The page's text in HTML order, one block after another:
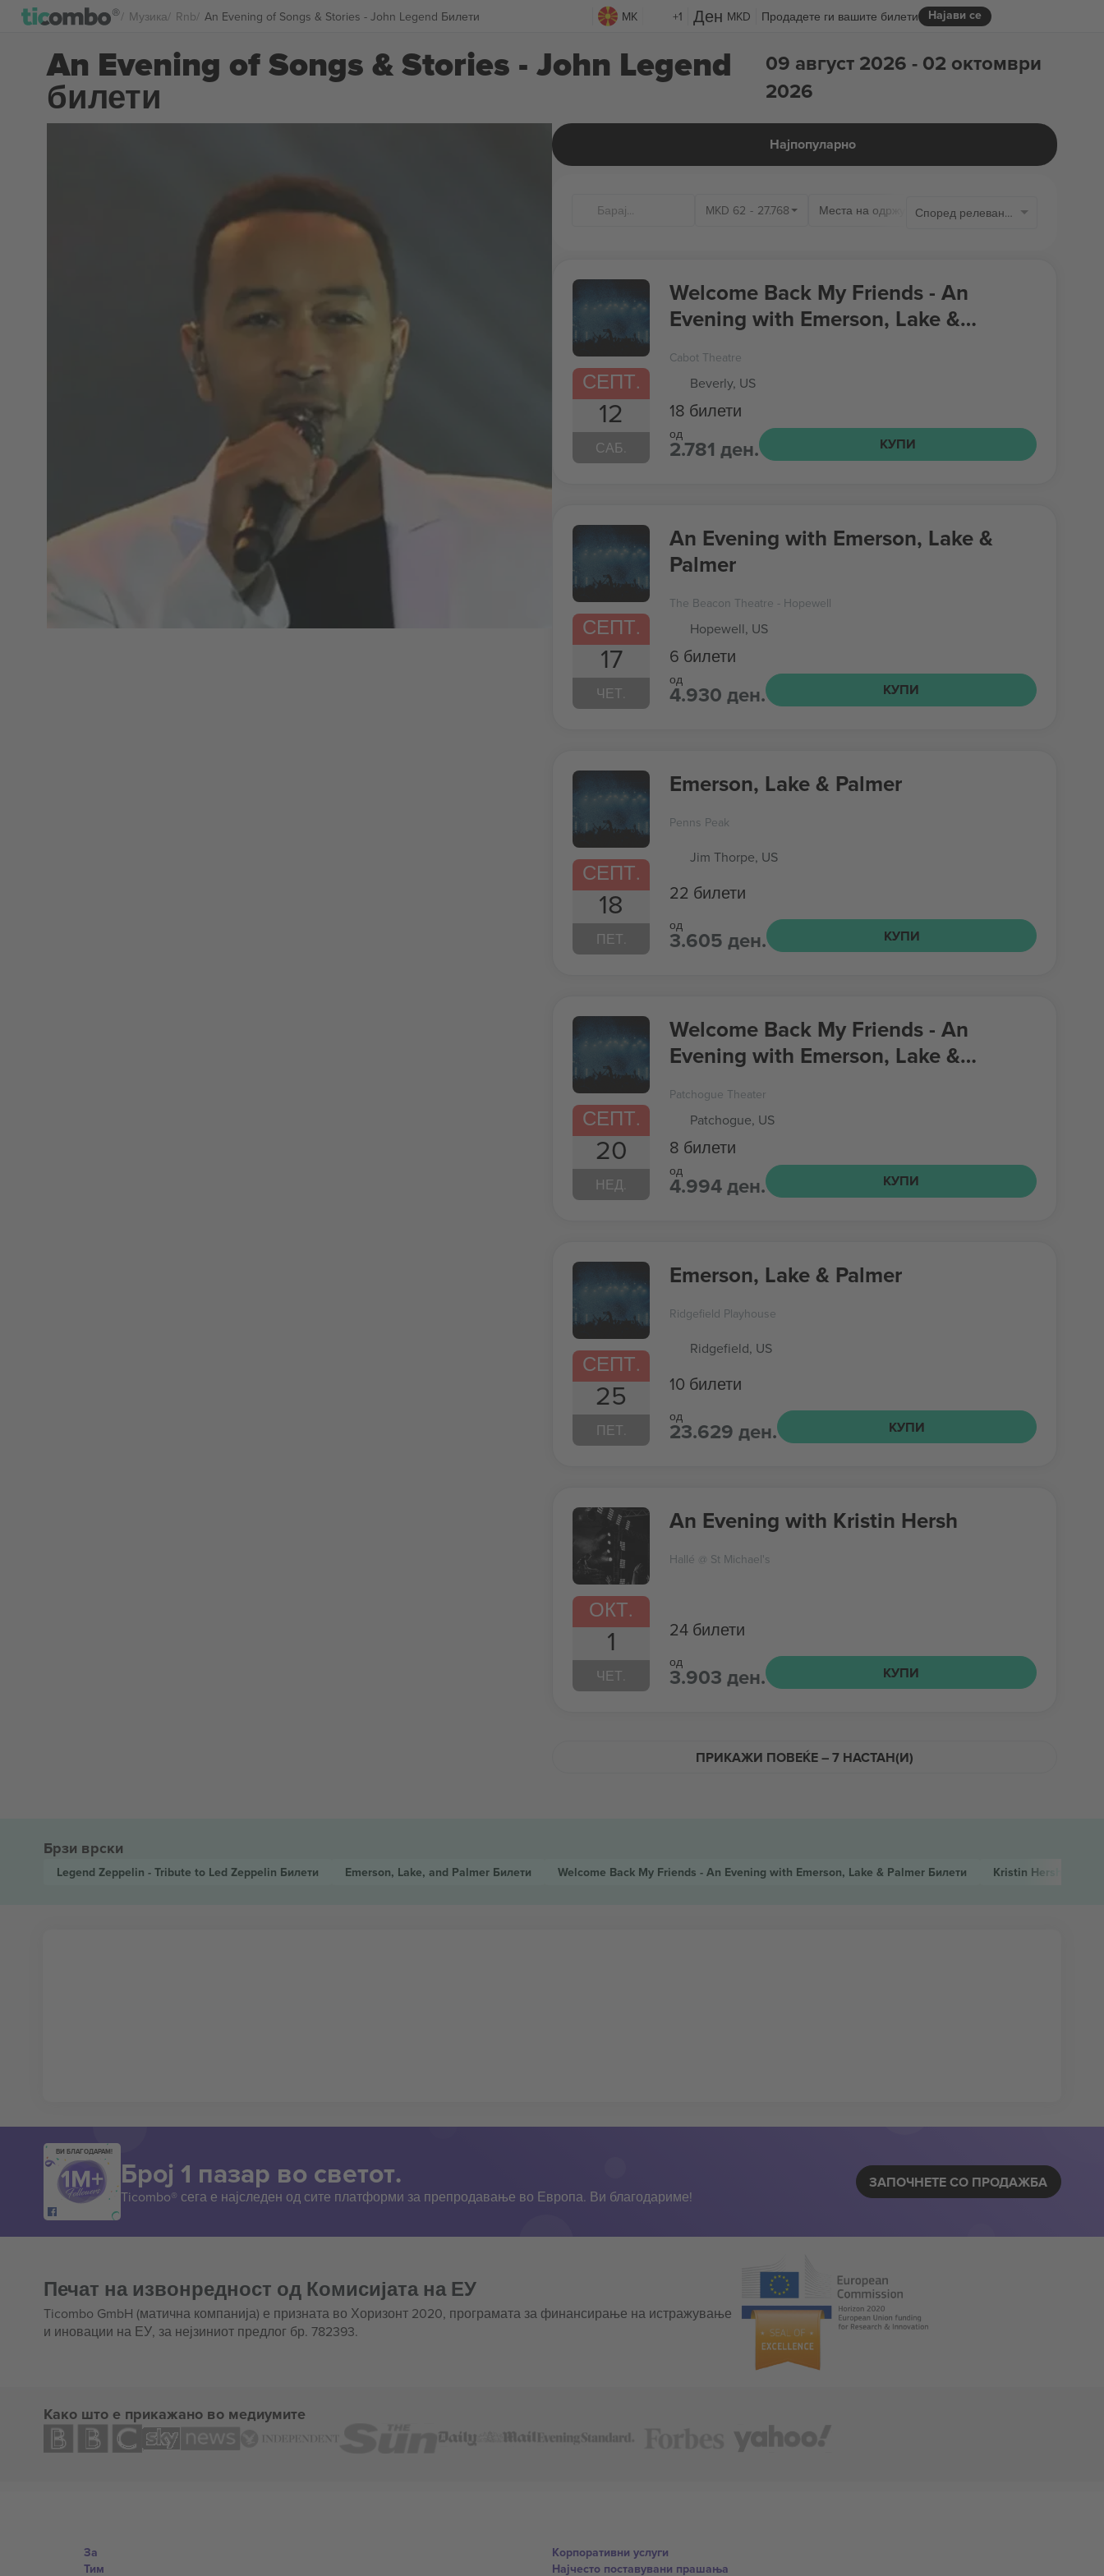
Музика Rnb An Evening of Songs & Stories - John Legend Билети MK +1 MKD Најави се
Продадете ги вашите билети
An Evening of Songs & Stories - John Legend
билети
09 август 2026 - 02 октомври
2026
Најпопуларно
MKD 62 - 27.768 Места на одржување Според релевантноста
СЕПТ.
12
САБ.
Welcome Back My Friends - An
Evening with Emerson, Lake &
Palmer
Cabot Theatre
Beverly, US
18 билети
од
2.781 ден. КУПИ
СЕПТ.
17
ЧЕТ.
An Evening with Emerson, Lake &
Palmer
The Beacon Theatre - Hopewell
Hopewell, US
6 билети
од
4.930 ден. КУПИ
СЕПТ.
18
ПЕТ.
Emerson, Lake & Palmer
Penns Peak
Jim Thorpe, US
22 билети
од
3.605 ден. КУПИ
СЕПТ.
20
НЕД.
Welcome Back My Friends - An
Evening with Emerson, Lake &
Palmer
Patchogue Theater
Patchogue, US
8 билети
од
4.994 ден. КУПИ
СЕПТ.
25
ПЕТ.
Emerson, Lake & Palmer
Ridgefield Playhouse
Ridgefield, US
10 билети
од
23.629 ден. КУПИ
ОКТ.
1
ЧЕТ.
An Evening with Kristin Hersh
Hallé @ St Michael's
24 билети
од
3.903 ден. КУПИ
ПРИКАЖИ ПОВЕЌЕ – 7 НАСТАН(И)
Брзи врски
Legend Zeppelin - Tribute to Led Zeppelin Билети Emerson, Lake, and Palmer Билети Welcome Back My Friends - An Evening with Emerson, Lake & Palmer Билети Kristin Hersh
ВИ БЛАГОДАРАМ!
Број 1 пазар во светот.
Ticombo® сега е најследен од сите платформи за препродавање во Европа. Ви благодариме!
ЗАПОЧНЕТЕ СО ПРОДАЖБА
Печат на извонредност од Комисијата на ЕУ
Ticombo GmbH (матична компанија) е призната во Хоризонт 2020, програмата за финансирање на истражување
и иновации на ЕУ, за нејзиниот предлог бр. 782393.
Како што е прикажано во медиумите
За
Тим
Корпоративни услуги
Најчесто поставувани прашања